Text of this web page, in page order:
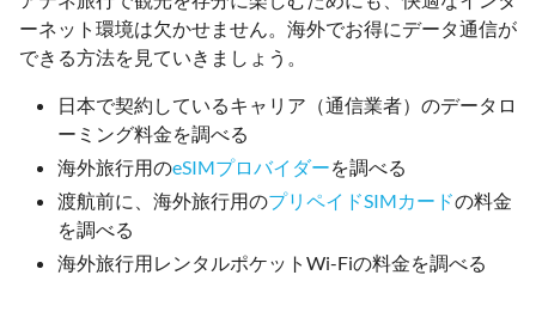
ーネット環境は欠かせません。海外でお得にデータ通信が
できる方法を見ていきましょう。
日本で契約しているキャリア（通信業者）のデータロ
ーミング料金を調べる
海外旅行用のeSIMプロバイダーを調べる
渡航前に、海外旅行用のプリペイドSIMカードの料金
を調べる
海外旅行用レンタルポケットWi-Fiの料金を調べる